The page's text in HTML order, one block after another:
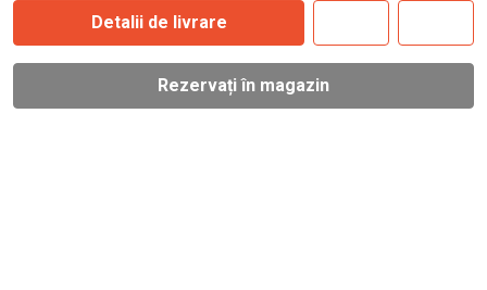
Detalii de livrare
Rezervați în magazin